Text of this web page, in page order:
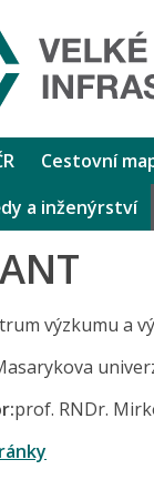
Cestovní
a inženýrství
výzkumu a
prof. RNDr.